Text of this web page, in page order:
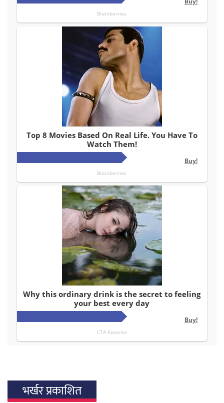
भर्खर प्रकाशित